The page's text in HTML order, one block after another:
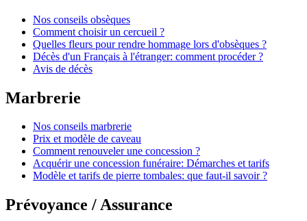
Nos conseils obsèques
Comment choisir un cercueil ?
Quelles fleurs pour rendre hommage lors d'obsèques ?
Décès d'un Français à l'étranger: comment procéder ?
Avis de décès
Marbrerie
Nos conseils marbrerie
Prix et modèle de caveau
Comment renouveler une concession ?
Acquérir une concession funéraire: Démarches et tarifs
Modèle et tarifs de pierre tombales: que faut-il savoir ?
Prévoyance / Assurance